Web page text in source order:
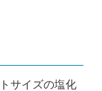
サイズの塩化